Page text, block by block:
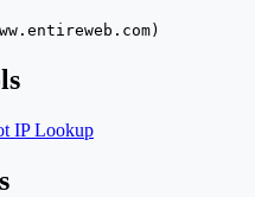
IP Lookup